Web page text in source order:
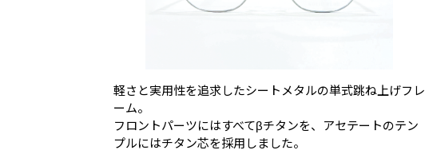
軽さと実用性を追求したシートメタルの単式跳ね上げフレ
ーム。
フロントパーツにはすべてβチタンを、アセテートのテン
プルにはチタン芯を採用しました。